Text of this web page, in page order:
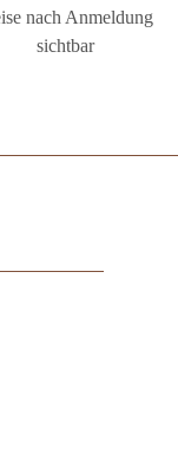
nach Anmeldung
sichtbar